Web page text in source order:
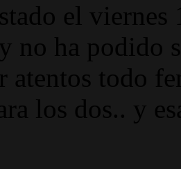
el
no ha podido
atentos todo
los dos.. y